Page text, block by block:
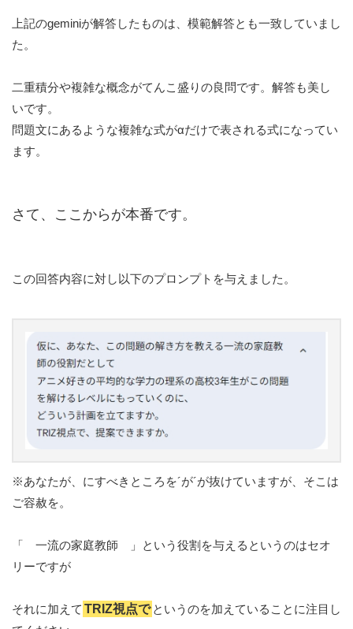
上記のgeminiが解答したものは、模範解答とも一致していまし
た。
二重積分や複雑な概念がてんこ盛りの良問です。解答も美し
いです。
問題文にあるような複雑な式がαだけで表される式になってい
ます。
さて、ここからが本番です。
この回答内容に対し以下のプロンプトを与えました。
※あなたが、にすべきところを´が´が抜けていますが、そこは
ご容赦を。
「 一流の家庭教師 」という役割を与えるというのはセオ
リーですが
それに加えて TRIZ視点で というのを加えていることに注目し